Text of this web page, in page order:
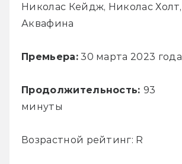
Николас Кейдж, Николас Холт,
Аквафина
Премьера:30 марта 2023 года
Продолжительность:93
минуты
Возрастной рейтинг: R